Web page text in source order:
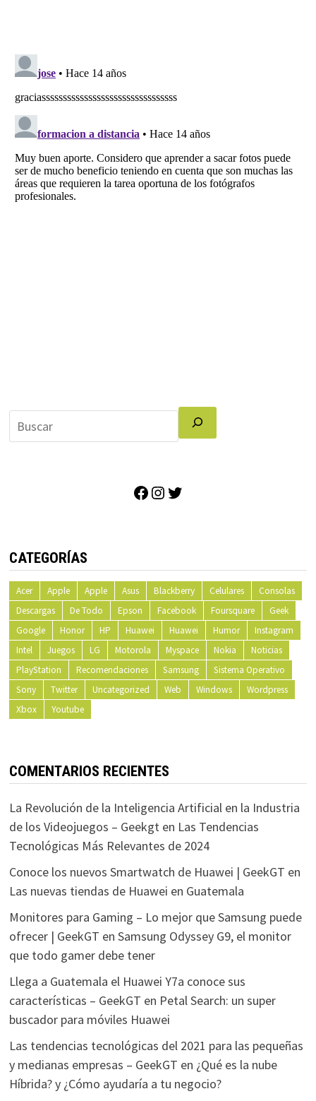
Facebook
Instagram
CATEGORÍAS
Acer Apple Apple Asus Blackberry Celulares
Consolas
Descargas
De Todo Epson Facebook Foursquare
Geek
Google
Honor HP Huawei Huawei Humor
Instagram
Intel
Juegos LG Motorola Myspace Nokia
Noticias
PlayStation
Recomendaciones Samsung
Sistema Operativo
Sony
Twitter Uncategorized Web Windows
Wordpress
Xbox
Youtube
COMENTARIOS RECIENTES
La Revolución de la Inteligencia Artificial en la Industria
de los Videojuegos – Geekgten Las Tendencias
Tecnológicas Más Relevantes de 2024
Conoce los nuevos Smartwatch de Huawei | GeekGT en
Las nuevas tiendas de Huawei en Guatemala
Monitores para Gaming – Lo mejor que Samsung puede
ofrecer | GeekGT en Samsung Odyssey G9, el monitor
que todo gamer debe tener
Llega a Guatemala el Huawei Y7a conoce sus
características – GeekGT en Petal Search: un super
buscador para móviles Huawei
Las tendencias tecnológicas del 2021 para las pequeñas
y medianas empresas – GeekGT en ¿Qué es la nube
Híbrida? y ¿Cómo ayudaría a tu negocio?